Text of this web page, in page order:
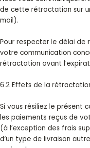
de cette rétractation sur
mail).
Pour respecter le délai de
votre communication
rétractation avant
6.2 Effets de la
Si vous résiliez le présent
les paiements reçus de
(à l’exception des frais
d’un type de livraison